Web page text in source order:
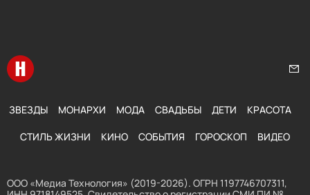
Перейти на главную
ЗВЕЗДЫ МОНАРХИ МОДА СВАДЬБЫ ДЕТИ КРАСОТА
СТИЛЬ ЖИЗНИ КИНО СОБЫТИЯ ГОРОСКОП ВИДЕО
ООО «Медиа Технология» (2019-2026). ОГРН 1197746707311,